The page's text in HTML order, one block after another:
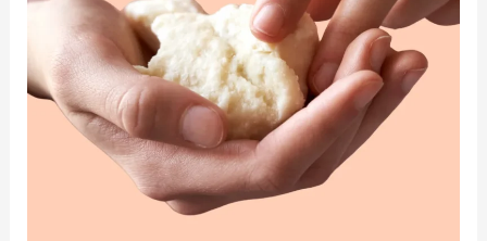
no
puede
faltar
para